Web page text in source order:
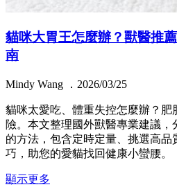
貓咪大胃王怎麼辦？獸醫推
南
Mindy Wang ．2026/03/25
貓咪太愛吃、體重失控怎麼辦？
險。本文整理國外獸醫專業建議，
的方法，包含定時定量、挑選高
巧，助您的愛貓找回健康小蠻腰。
顯示更多